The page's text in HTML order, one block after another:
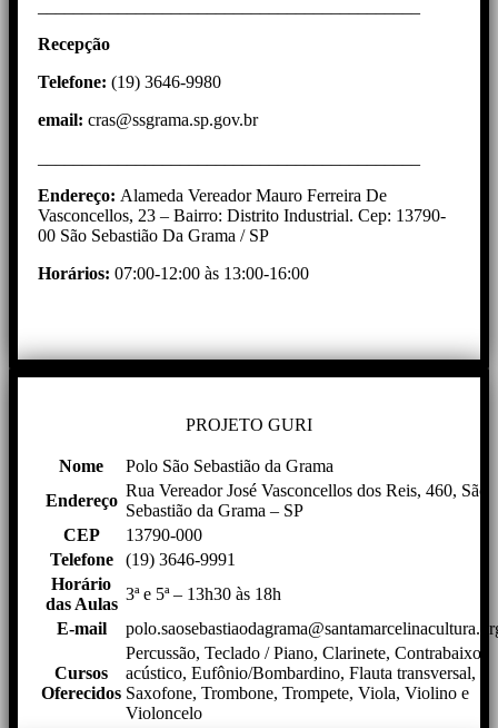
Recepção
Telefone: (19) 3646-9980
email: cras@ssgrama.sp.gov.br
Endereço: Alameda Vereador Mauro Ferreira De
Vasconcellos, 23 – Bairro: Distrito Industrial. Cep: 13790-
00 São Sebastião Da Grama / SP
Horários: 07:00-12:00 às 13:00-16:00
PROJETO GURI
Nome
Polo São Sebastião da Grama
Endereço
Rua Vereador José Vasconcellos dos Reis, 460, São
Sebastião da Grama – SP
CEP
13790-000
Telefone
(19) 3646-9991
Horário
das Aulas
3ª e 5ª – 13h30 às 18h
E-mail
Cursos
Oferecidos
Percussão, Teclado / Piano, Clarinete, Contrabaixo
acústico, Eufônio/Bombardino, Flauta transversal,
Saxofone, Trombone, Trompete, Viola, Violino e
Violoncelo